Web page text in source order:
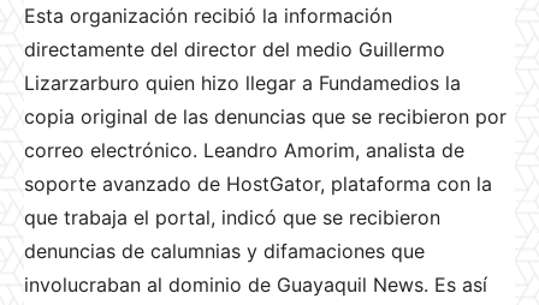
Esta organización recibió la información
directamente del director del medio Guillermo
Lizarzarburo quien hizo llegar a Fundamedios la
copia original de las denuncias que se recibieron por
correo electrónico. Leandro Amorim, analista de
soporte avanzado de HostGator, plataforma con la
que trabaja el portal, indicó que se recibieron
denuncias de calumnias y difamaciones que
involucraban al dominio de Guayaquil News. Es así